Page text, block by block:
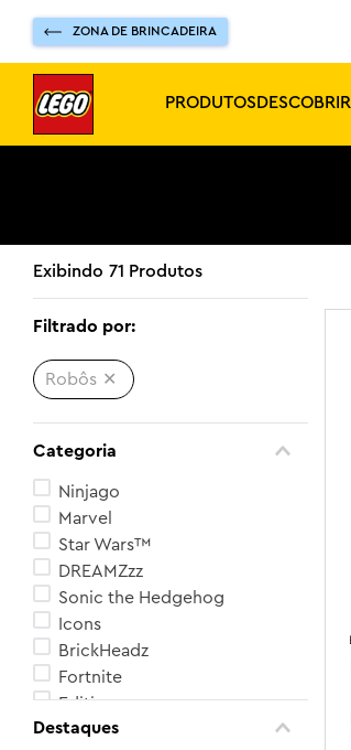
ZONA DE BRINCADEIRA
PRODUTOSDESCOBRIR
71 Produtos
Filtrado por:
Robôs
Categoria
Ninjago
Marvel
Star Wars™
DREAMZzz
Sonic the Hedgehog
Icons
BrickHeadz
Fortnite
Editions
Itens Exclusivos
Destaques